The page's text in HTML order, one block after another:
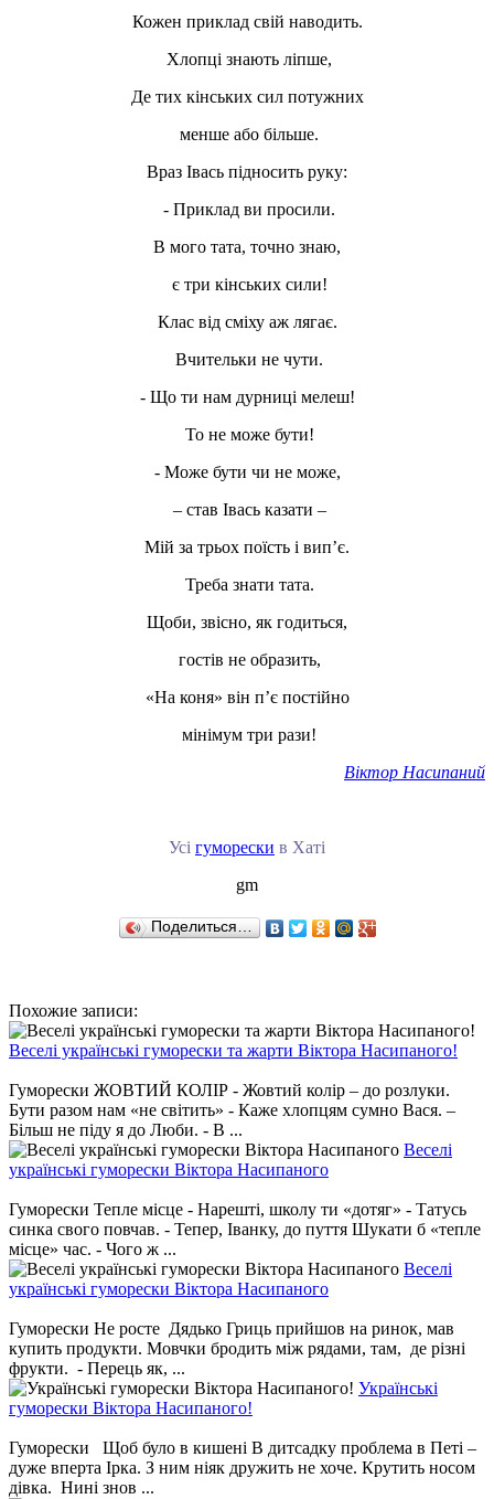
Кожен приклад свій наводить.
Хлопці знають ліпше,
Де тих кінських сил потужних
менше або більше.
Враз Івась підносить руку:
- Приклад ви просили.
В мого тата, точно знаю,
є три кінських сили!
Клас від сміху аж лягає.
Вчительки не чути.
- Що ти нам дурниці мелеш!
То не може бути!
- Може бути чи не може,
– став Івась казати –
Мій за трьох поїсть і вип’є.
Треба знати тата.
Щоби, звісно, як годиться,
гостів не образить,
«На коня» він п’є постійно
мінімум три рази!
Віктор Насипаний
Усі гуморески в Хаті
gm
Поделиться…
Похожие записи:
Веселі українські гуморески та жарти Віктора Насипаного!
Гуморески ЖОВТИЙ КОЛІР - Жовтий колір – до розлуки.
Бути разом нам «не світить» - Каже хлопцям сумно Вася. –
Більш не піду я до Люби. - В ...
Веселі
українські гуморески Віктора Насипаного
Гуморески Тепле місце - Нарешті, школу ти «дотяг» - Татусь
синка свого повчав. - Тепер, Іванку, до пуття Шукати б «тепле
місце» час. - Чого ж ...
Веселі
українські гуморески Віктора Насипаного
Гуморески Не росте Дядько Гриць прийшов на ринок, мав
купить продукти. Мовчки бродить між рядами, там, де різні
фрукти. - Перець як, ...
Українські
гуморески Віктора Насипаного!
Гуморески Щоб було в кишені В дитсадку проблема в Петі –
дуже вперта Ірка. З ним ніяк дружить не хоче. Крутить носом
дівка. Нині знов ...